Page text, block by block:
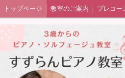
トップページ 教室のご案内
大人のピアノコース
教室blog プライバシーポリシー